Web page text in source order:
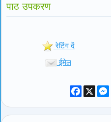
पाठ उपकरण
रेटिंग दें
ईमेल
X